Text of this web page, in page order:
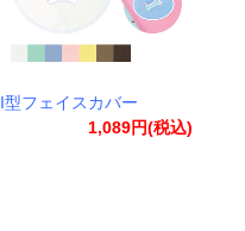
I型フェイスカバー
1,089円(税込)